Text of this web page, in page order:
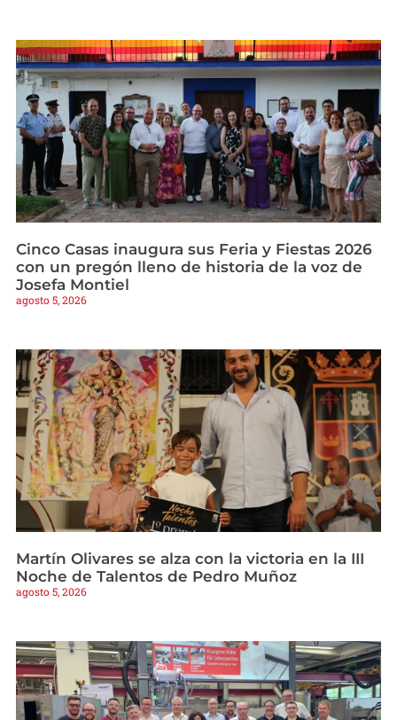
Cinco Casas inaugura sus Feria y Fiestas 2026
con un pregón lleno de historia de la voz de
Josefa Montiel
agosto 5, 2026
Martín Olivares se alza con la victoria en la III
Noche de Talentos de Pedro Muñoz
agosto 5, 2026